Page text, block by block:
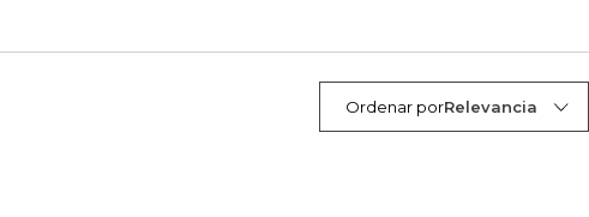
Ordenar porRelevancia